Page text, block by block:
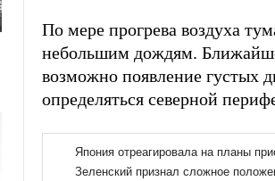
По мере прогрева воздуха
небольшим дождям.
возможно появление густых
определяться северной